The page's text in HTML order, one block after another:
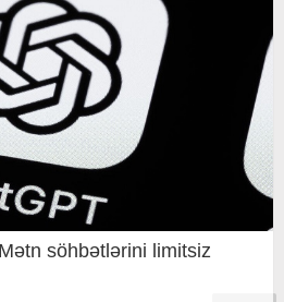
söhbətlərini limitsiz